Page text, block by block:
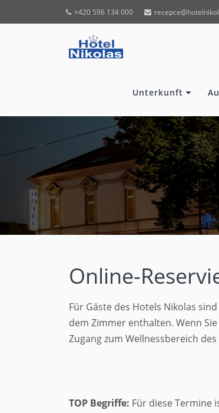
+420 596 134 000
Unterkunft
Online-
Für Gäste des Hotels Nikolas
dem Zimmer enthalten. Wenn
Zugang zum Wellnessbereich
TOP Begriffe: Für diese Termine